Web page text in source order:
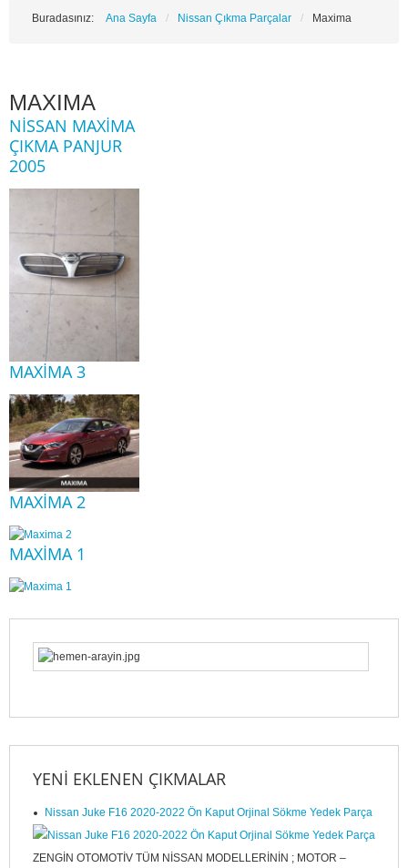
Buradasınız: Ana Sayfa / Nissan Çıkma Parçalar / Maxima
MAXIMA
NISSAN MAXIMA
ÇIKMA PANJUR
2005
MAXIMA 3
MAXIMA 2
MAXIMA 1
YENI EKLENEN ÇIKMALAR
Nissan Juke F16 2020-2022 Ön Kaput Orjinal Sökme Yedek Parça
ZENGİN OTOMOTİV TÜM NİSSAN MODELLERİNİN ; MOTOR –